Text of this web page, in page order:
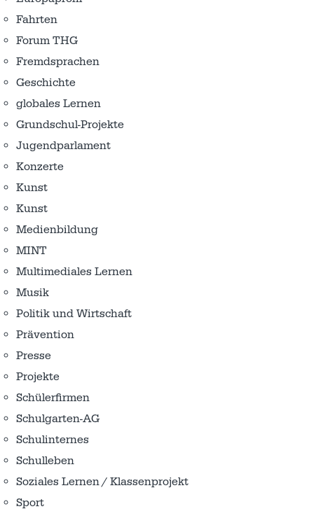
Fahrten
Forum THG
Fremdsprachen
Geschichte
globales Lernen
Grundschul-Projekte
Jugendparlament
Konzerte
Kunst
Kunst
Medienbildung
MINT
Multimediales Lernen
Musik
Politik und Wirtschaft
Prävention
Presse
Projekte
Schülerfirmen
Schulgarten-AG
Schulinternes
Schulleben
Soziales Lernen / Klassenprojekt
Sport